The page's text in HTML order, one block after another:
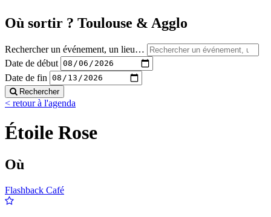
Où sortir ? Toulouse & Agglo
Rechercher un événement, un lieu…
Date de début
Date de fin
Rechercher
< retour à l'agenda
Étoile Rose
Où
Flashback Café